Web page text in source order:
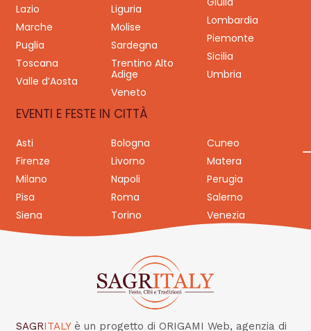
Lazio
Liguria
Lombardia
Marche
Molise
Piemonte
Puglia
Sardegna
Sicilia
Toscana
Trentino Alto
Adige
Umbria
Valle d’Aosta
Veneto
EVENTI E FESTE IN CITTÀ
Asti Bologna
Cuneo
Firenze
Livorno
Matera
Milano
Napoli
Perugia
Pisa
Roma
Salerno
Siena
Torino Venezia
SAGRITALY è un progetto di ORIGAMI Web, agenzia di